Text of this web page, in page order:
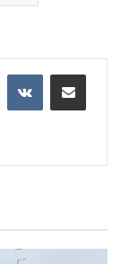
Reddit VKontakteShare via Email